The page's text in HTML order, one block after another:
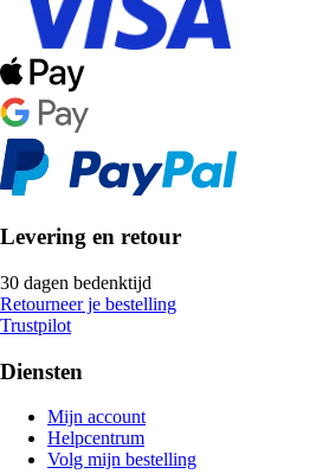
Levering en retour
30 dagen bedenktijd
Retourneer je bestelling
Trustpilot
Diensten
Mijn account
Helpcentrum
Volg mijn bestelling